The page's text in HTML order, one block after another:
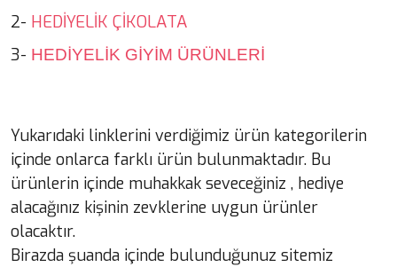
2- HEDİYELİK ÇİKOLATA
3- HEDİYELİK GİYİM ÜRÜNLERİ
Yukarıdaki linklerini verdiğimiz ürün kategorilerin
içinde onlarca farklı ürün bulunmaktadır. Bu
ürünlerin içinde muhakkak seveceğiniz , hediye
alacağınız kişinin zevklerine uygun ürünler
olacaktır.
Birazda şuanda içinde bulunduğunuz sitemiz